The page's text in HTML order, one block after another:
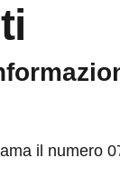
il numero